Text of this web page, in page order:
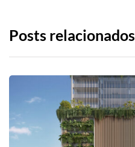
Posts relacionados